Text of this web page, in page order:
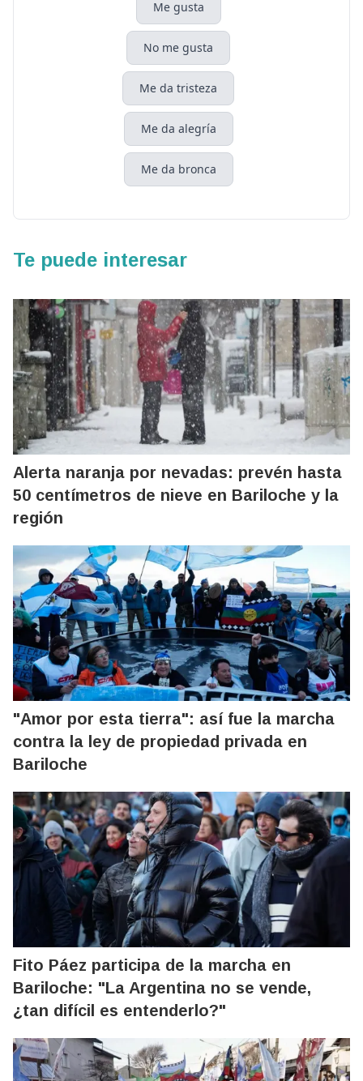
Me gusta
No me gusta
Me da tristeza
Me da alegría
Me da bronca
Te puede interesar
Alerta naranja por nevadas: prevén hasta
50 centímetros de nieve en Bariloche y la
región
"Amor por esta tierra": así fue la marcha
contra la ley de propiedad privada en
Bariloche
Fito Páez participa de la marcha en
Bariloche: "La Argentina no se vende,
¿tan difícil es entenderlo?"